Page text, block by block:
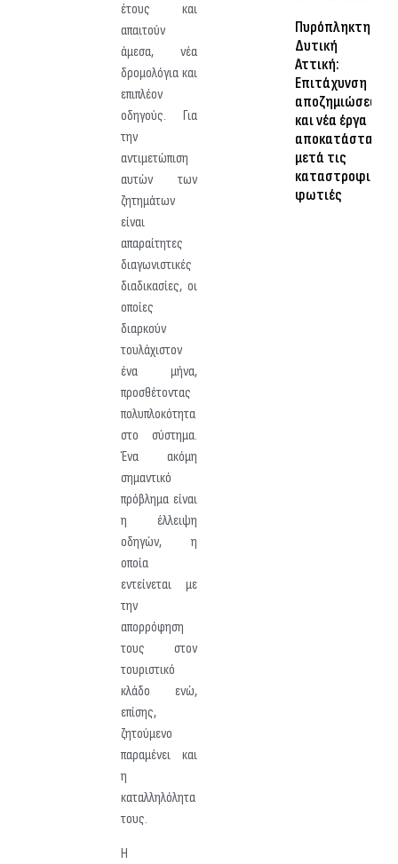
έτους και
απαιτούν
άμεσα, νέα
δρομολόγια και
επιπλέον
οδηγούς. Για
την
αντιμετώπιση
αυτών των
ζητημάτων
είναι
απαραίτητες
διαγωνιστικές
διαδικασίες, οι
οποίες
διαρκούν
τουλάχιστον
ένα μήνα,
προσθέτοντας
πολυπλοκότητα
στο σύστημα.
Ένα ακόμη
σημαντικό
πρόβλημα είναι
η έλλειψη
οδηγών, η
οποία
εντείνεται με
την
απορρόφηση
τους στον
τουριστικό
κλάδο ενώ,
επίσης,
ζητούμενο
παραμένει και
η
καταλληλόλητα
τους.
Η
Πυρόπληκτη
Δυτική
Αττική:
Επιτάχυνση
αποζημιώσεων
και νέα έργα
αποκατάστασης
μετά τις
καταστροφικές
φωτιές